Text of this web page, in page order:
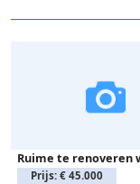
Prijs: € 45.000